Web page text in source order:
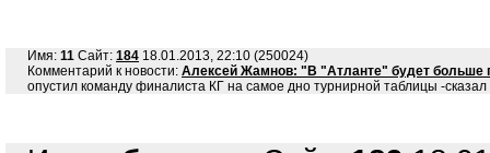
Имя: 11 Сайт: 184 18.01.2013, 22:10 (250024)
Комментарий к новости: Алексей Жамнов: "В "Атланте" будет больше
опустил команду финалиста КГ на самое дно турнирной таблицы -